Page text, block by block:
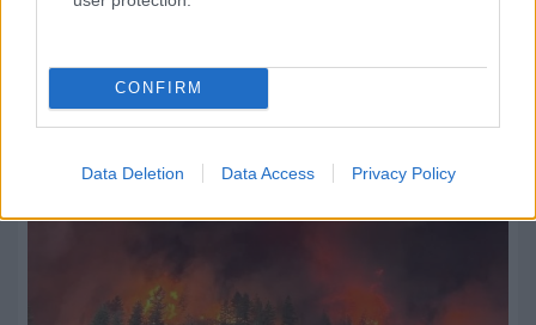
CONFIRM
Data Deletion Data Access Privacy Policy
Αθλητικό τηλεοπτικό πρόγραμμα 11/08:
Αναλυτικά οι αγώνες και τα κανάλια